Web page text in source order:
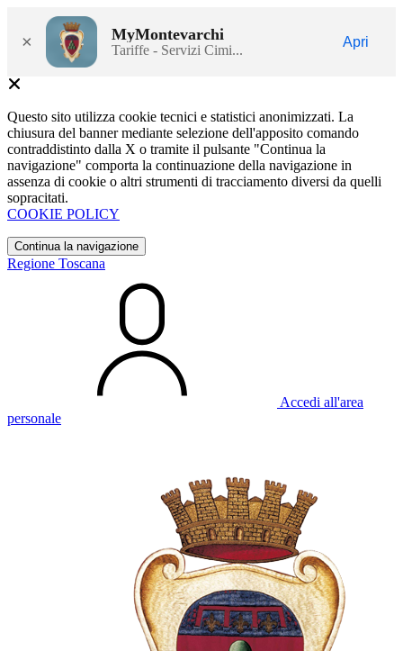
× MyMontevarchi
Tariffe - Servizi Cimi...
Apri
Questo sito utilizza cookie tecnici e statistici anonimizzati. La
chiusura del banner mediante selezione dell'apposito comando
contraddistinto dalla X o tramite il pulsante "Continua la
navigazione" comporta la continuazione della navigazione in
assenza di cookie o altri strumenti di tracciamento diversi da quelli
sopracitati.
COOKIE POLICY
Continua la navigazione
Regione Toscana
Accedi all'area
personale